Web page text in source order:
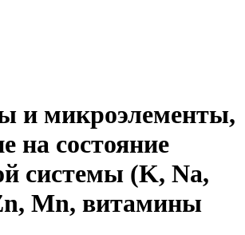
и микроэлементы,
на состояние
системы (K, Na,
Mn, витамины